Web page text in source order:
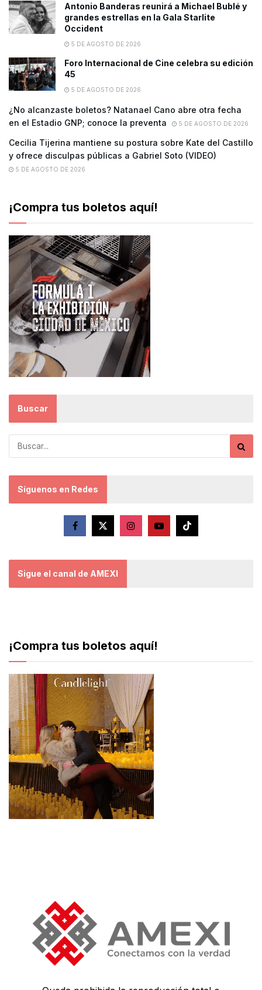
Antonio Banderas reunirá a Michael Bublé y
grandes estrellas en la Gala Starlite
Occident
5 DE AGOSTO DE 2026
Foro Internacional de Cine celebra su edición
45
5 DE AGOSTO DE 2026
¿No alcanzaste boletos? Natanael Cano abre otra fecha
en el Estadio GNP; conoce la preventa
5 DE AGOSTO DE 2026
Cecilia Tijerina mantiene su postura sobre Kate del Castillo
y ofrece disculpas públicas a Gabriel Soto (VIDEO)
5 DE AGOSTO DE 2026
¡Compra tus boletos aquí!
Buscar
Síguenos en Redes
Sigue el canal de AMEXI
¡Compra tus boletos aquí!